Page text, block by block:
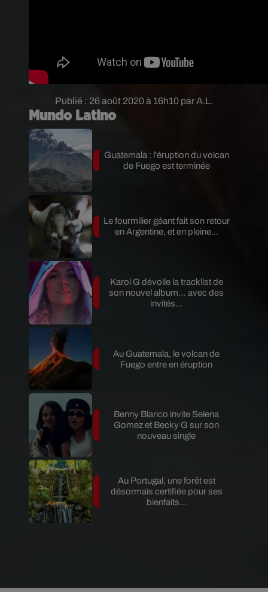
Publié : 26 août 2020 à 16h10 par A.L.
Mundo Latino
Guatemala : l'éruption du volcan
de Fuego est terminée
Le fourmilier géant fait son retour
en Argentine, et en pleine...
Karol G dévoile la tracklist de
son nouvel album… avec des
invités...
Au Guatemala, le volcan de
Fuego entre en éruption
Benny Blanco invite Selena
Gomez et Becky G sur son
nouveau single
Au Portugal, une forêt est
désormais certifiée pour ses
bienfaits...